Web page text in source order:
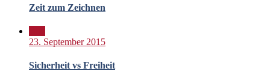
Zeit zum Zeichnen
23. September 2015
Sicherheit vs Freiheit